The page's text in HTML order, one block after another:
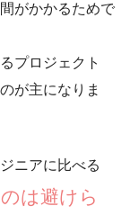
がかかるためで
プロジェクト
が主になりま
ニアに比べる
は避けら